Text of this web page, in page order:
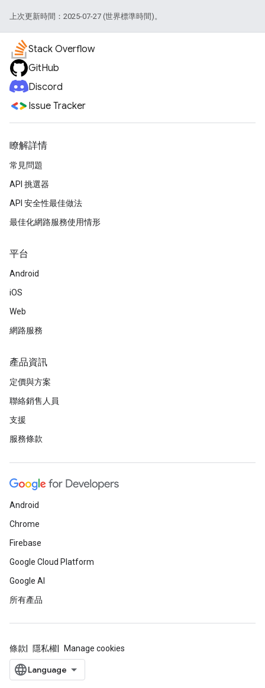
上次更新時間：2025-07-27 (世界標準時間)。
Stack Overflow
GitHub
Discord
Issue Tracker
瞭解詳情
常見問題
API 挑選器
API 安全性最佳做法
最佳化網路服務使用情形
平台
Android
iOS
Web
網路服務
產品資訊
定價與方案
聯絡銷售人員
支援
服務條款
Android
Chrome
Firebase
Google Cloud Platform
Google AI
所有產品
條款 隱私權 Manage cookies